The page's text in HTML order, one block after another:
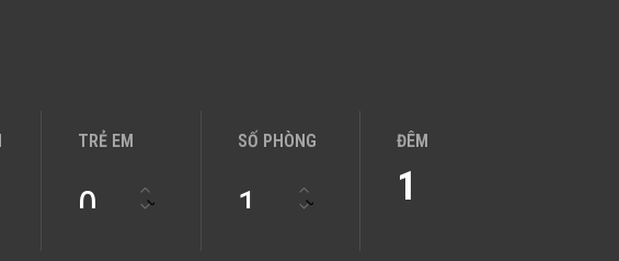
TRẺ EM
0
SỐ PHÒNG
1
ĐÊM
1